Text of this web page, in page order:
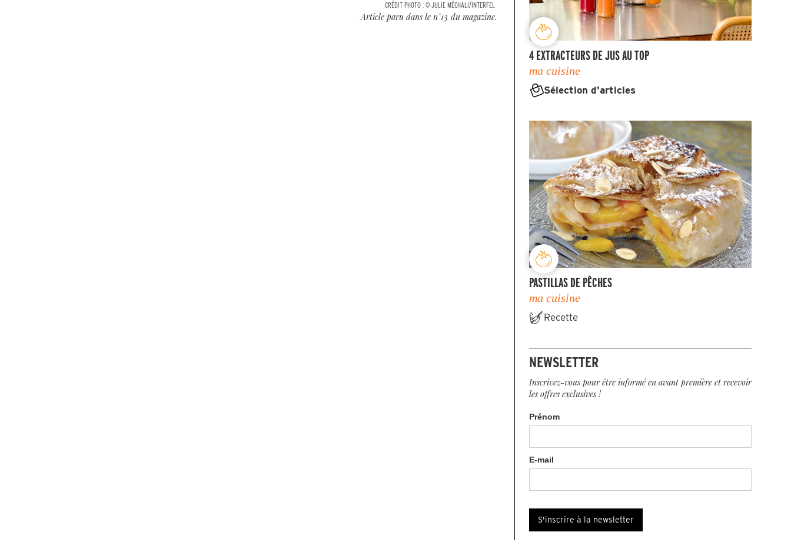
CRÉDIT PHOTO : © JULIE MÉCHALI/INTERFEL
Article paru dans le n°13 du magazine.
4 EXTRACTEURS DE JUS AU TOP
ma cuisine
Sélection d'articles
PASTILLAS DE PÊCHES
ma cuisine
Recette
NEWSLETTER
Inscrivez-vous pour être informé en avant première et recevoir
les offres exclusives !
Prénom
E-mail